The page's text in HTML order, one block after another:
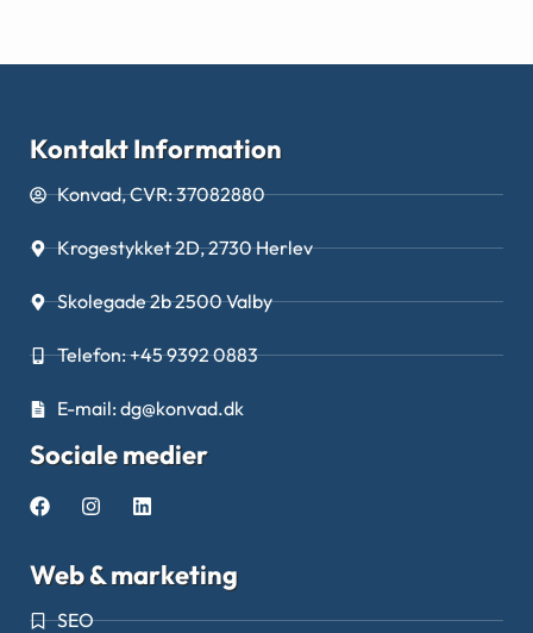
Kontakt Information
Konvad, CVR: 37082880
Krogestykket 2D, 2730 Herlev
Skolegade 2b 2500 Valby
Telefon: +45 9392 0883
E-mail: dg@konvad.dk
Sociale medier
Web & marketing
SEO